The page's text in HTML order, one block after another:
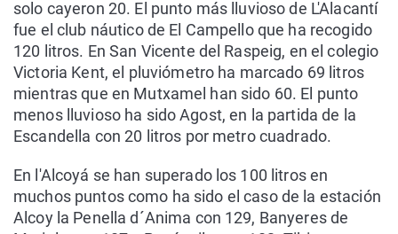
solo cayeron 20. El punto más lluvioso de L'Alacantí
fue el club náutico de El Campello que ha recogido
120 litros. En San Vicente del Raspeig, en el colegio
Victoria Kent, el pluviómetro ha marcado 69 litros
mientras que en Mutxamel han sido 60. El punto
menos lluvioso ha sido Agost, en la partida de la
Escandella con 20 litros por metro cuadrado.
En l'Alcoyá se han superado los 100 litros en
muchos puntos como ha sido el caso de la estación
Alcoy la Penella d´Anima con 129, Banyeres de